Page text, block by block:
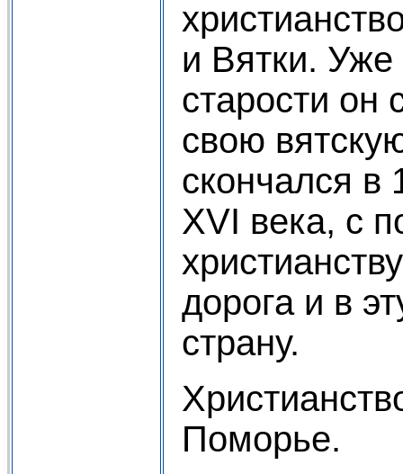
и Вятки. Уже
старости он
свою
скончался в
ХVI века, с
дорога и в
страну.
Поморье.